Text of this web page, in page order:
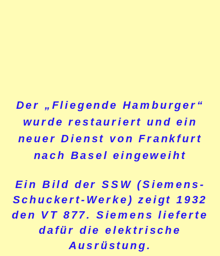
Der „Fliegende Hamburger“
wurde restauriert und ein
neuer Dienst von Frankfurt
nach Basel eingeweiht
Ein Bild der SSW (Siemens-
Schuckert-Werke) zeigt 1932
den VT 877. Siemens lieferte
dafür die elektrische
Ausrüstung.